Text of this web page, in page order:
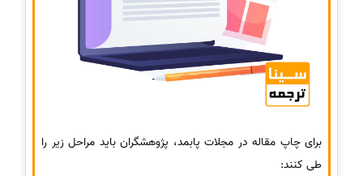
برای چاپ مقاله در مجلات پابمد، پژوهشگران باید مراحل زیر را
طی کنند: